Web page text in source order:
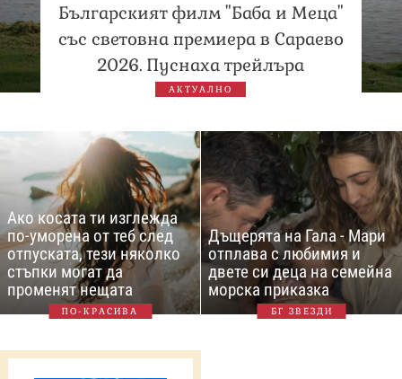
Българският филм "Баба и Меца"
със световна премиера в Сараево
2026. Пуснаха трейлъра
АКТУАЛНО
Ако косата ти изглежда
по-уморена от теб след
отпуската, тези няколко
стъпки могат да
променят нещата
ПО-КРАСИВА
Дъщерята на Гала - Мари
отплава с любимия и
двете си деца на семейна
морска приказка
БГ ЗВЕЗДИ